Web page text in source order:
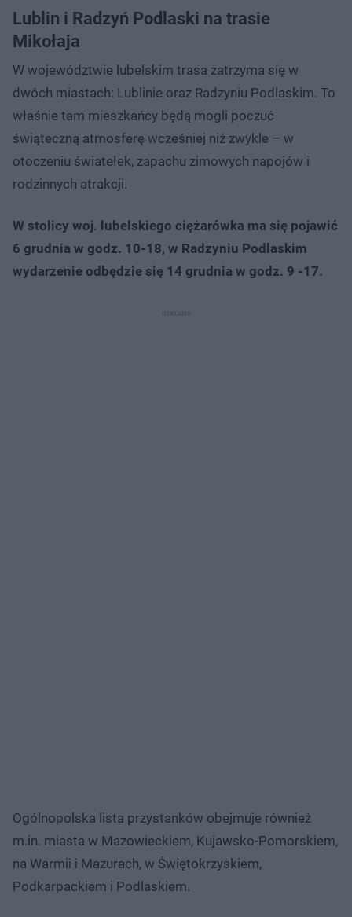
Lublin i Radzyń Podlaski na trasie
Mikołaja
W województwie lubelskim trasa zatrzyma się w
dwóch miastach: Lublinie oraz Radzyniu Podlaskim. To
właśnie tam mieszkańcy będą mogli poczuć
świąteczną atmosferę wcześniej niż zwykle – w
otoczeniu światełek, zapachu zimowych napojów i
rodzinnych atrakcji.
W stolicy woj. lubelskiego ciężarówka ma się pojawić
6 grudnia w godz. 10-18, w Radzyniu Podlaskim
wydarzenie odbędzie się 14 grudnia w godz. 9 -17.
Ogólnopolska lista przystanków obejmuje również
m.in. miasta w Mazowieckiem, Kujawsko-Pomorskiem,
na Warmii i Mazurach, w Świętokrzyskiem,
Podkarpackiem i Podlaskiem.